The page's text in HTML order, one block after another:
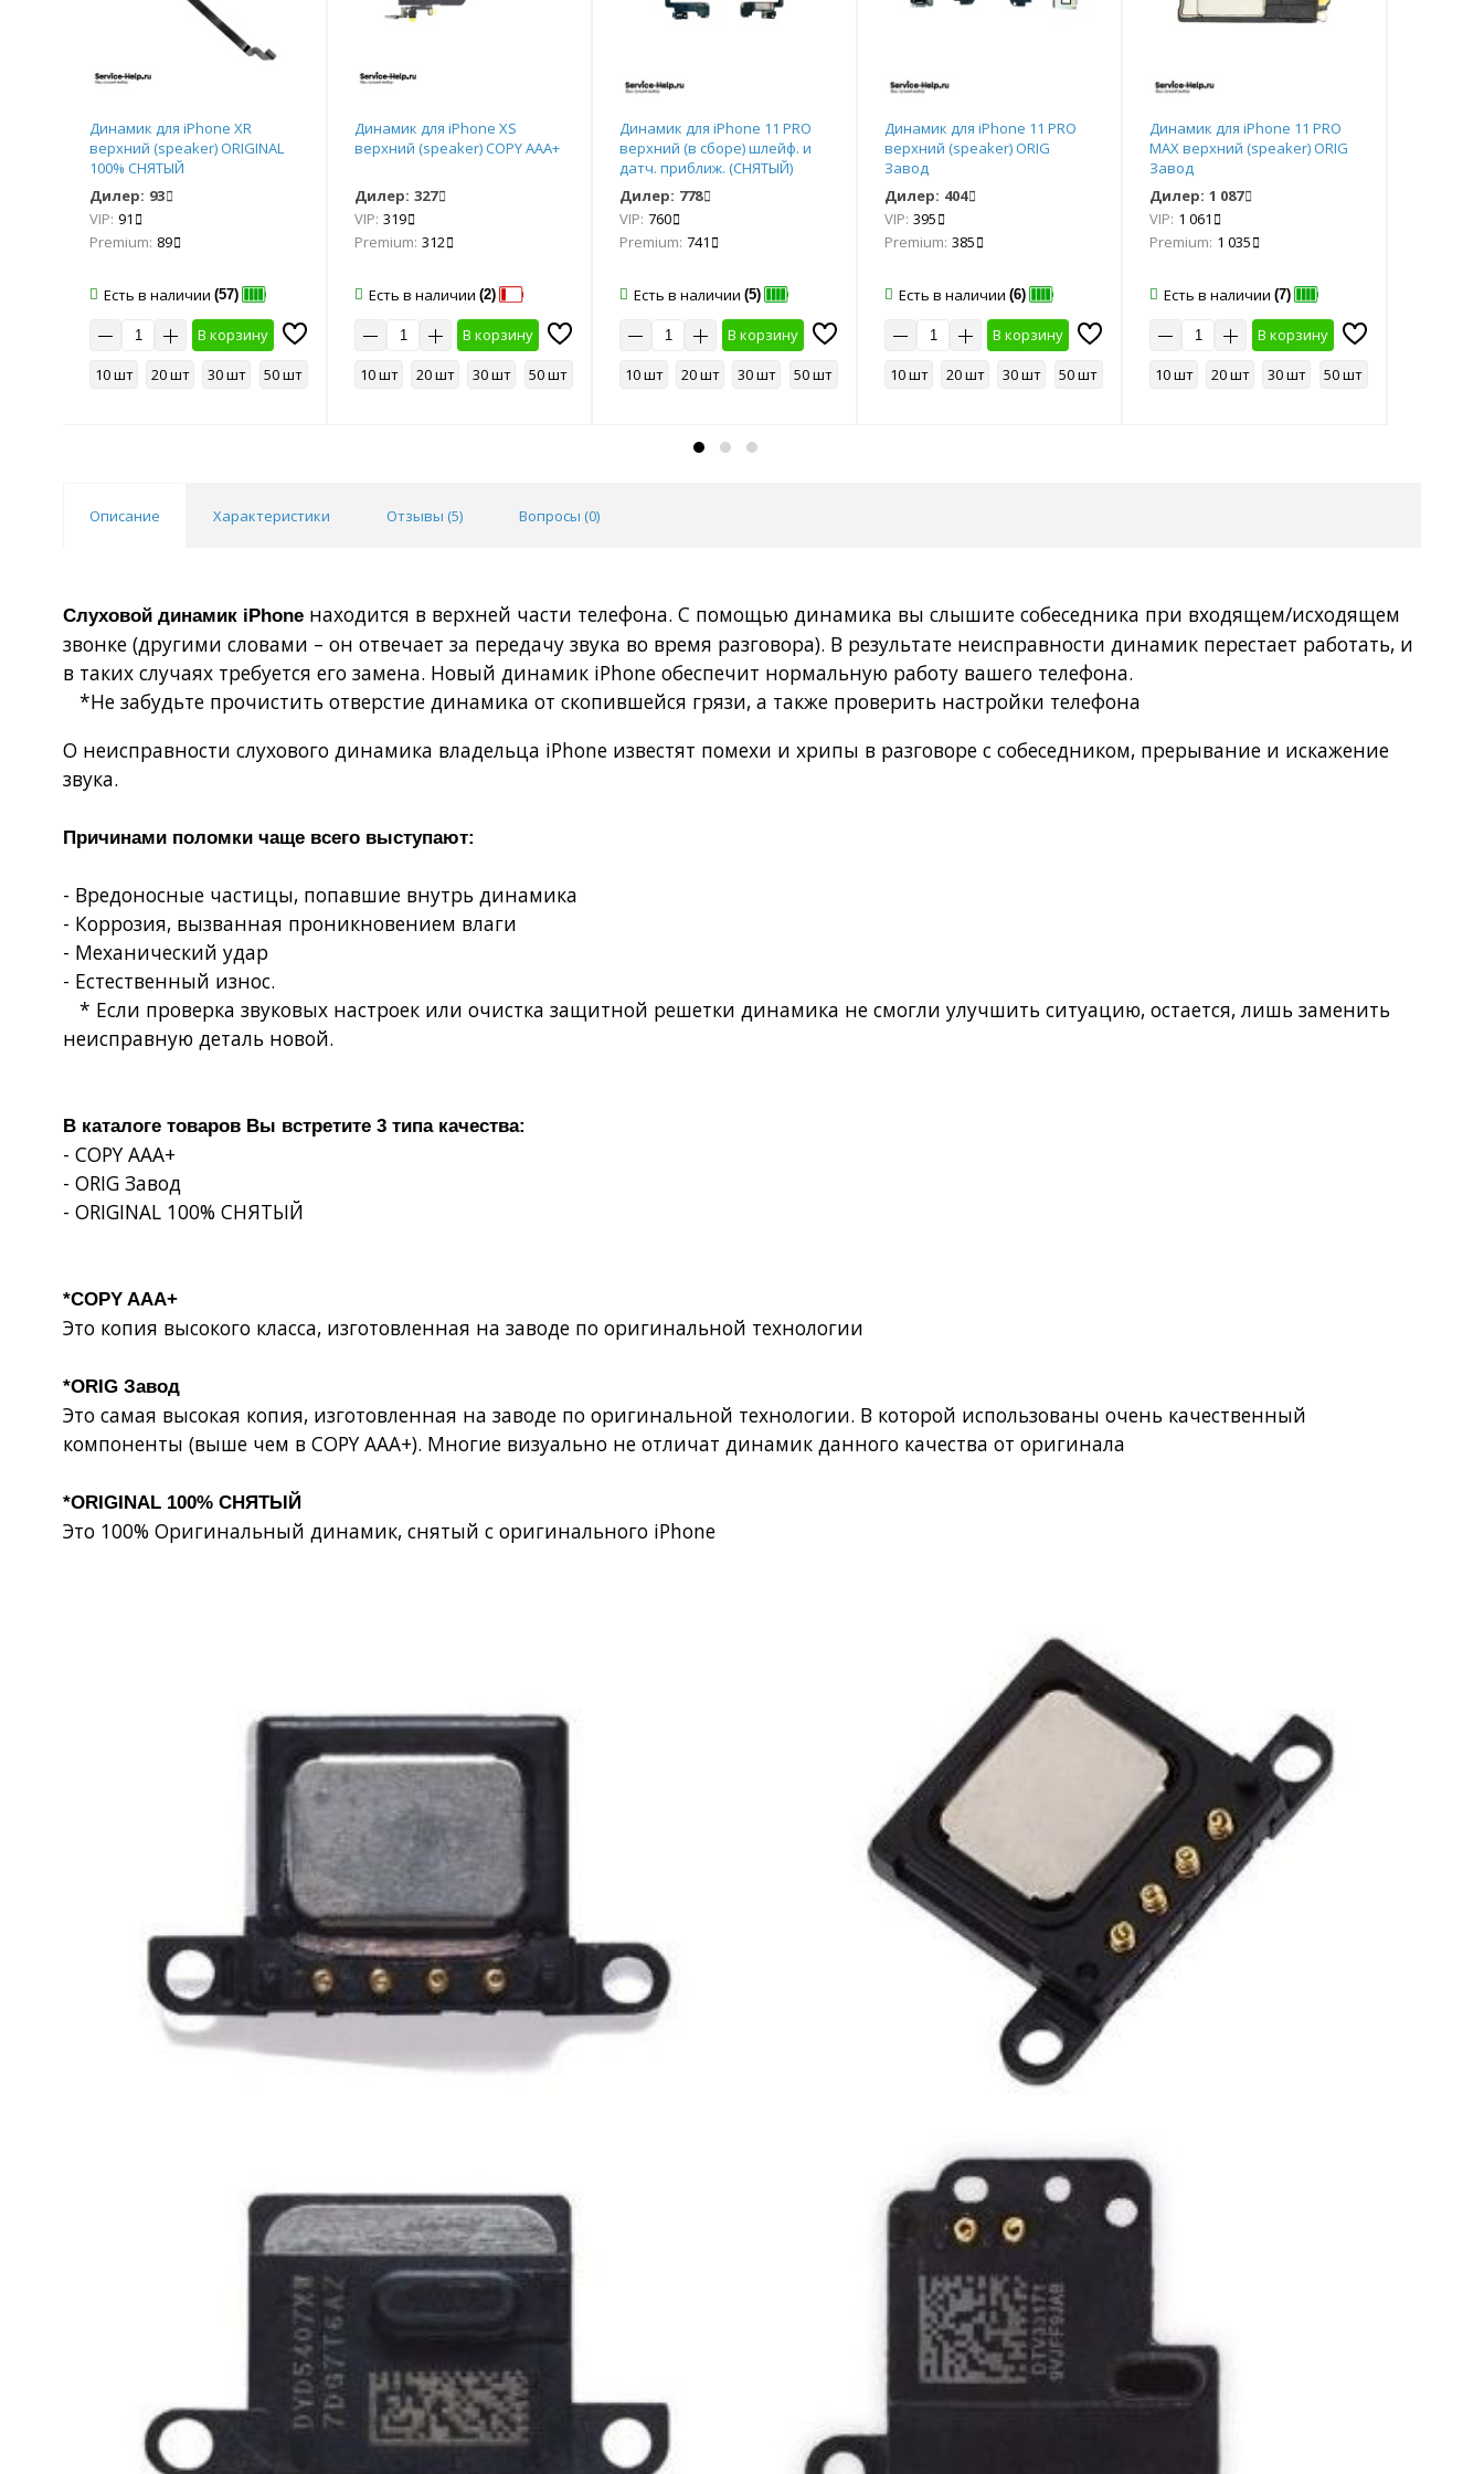
Динамик для iPhone ХR
верхний (speaker) ORIGINAL
100% СНЯТЫЙ
Дилер: 93
VIP: 91
Premium: 89
Есть в наличии (57)
В корзину
10 шт
20 шт 30 шт 50 шт
Динамик для iPhone ХS
верхний (speaker) COPY AAA+
Дилер: 327
VIP: 319
Premium: 312
Есть в наличии (2)
В корзину
10 шт
20 шт 30 шт 50 шт
Динамик для iPhone 11 PRO
верхний (в сборе) шлейф. и
датч. приближ. (СНЯТЫЙ)
Дилер: 778
VIP: 760
Premium: 741
Есть в наличии (5)
В корзину
10 шт
20 шт 30 шт 50 шт
Динамик для iPhone 11 PRO
верхний (speaker) ORIG
Завод
Дилер: 404
VIP: 395
Premium: 385
Есть в наличии (6)
В корзину
10 шт
20 шт 30 шт 50 шт
Динамик для iPhone 11 PRO
MAX верхний (speaker) ORIG
Завод
Дилер: 1 087
VIP: 1 061
Premium: 1 035
Есть в наличии (7)
В корзину
10 шт
20 шт 30 шт 50 шт
Описание Характеристики Отзывы (5) Вопросы (0)
Слуховой динамик iPhone находится в верхней части телефона. С помощью динамика вы слышите собеседника при входящем/исходящем
звонке (другими словами – он отвечает за передачу звука во время разговора). В результате неисправности динамик перестает работать, и
в таких случаях требуется его замена. Новый динамик iPhone обеспечит нормальную работу вашего телефона.
*Не забудьте прочистить отверстие динамика от скопившейся грязи, а также проверить настройки телефона
О неисправности слухового динамика владельца iPhone известят помехи и хрипы в разговоре с собеседником, прерывание и искажение
звука.
Причинами поломки чаще всего выступают:
- Вредоносные частицы, попавшие внутрь динамика
- Коррозия, вызванная проникновением влаги
- Механический удар
- Естественный износ.
* Если проверка звуковых настроек или очистка защитной решетки динамика не смогли улучшить ситуацию, остается, лишь заменить
неисправную деталь новой.
В каталоге товаров Вы встретите 3 типа качества:
- COPY AAA+
- ORIG Завод
- ORIGINAL 100% СНЯТЫЙ
*COPY AAA+
Это копия высокого класса, изготовленная на заводе по оригинальной технологии
*ORIG Завод
Это самая высокая копия, изготовленная на заводе по оригинальной технологии. В которой использованы очень качественный
компоненты (выше чем в COPY AAA+). Многие визуально не отличат динамик данного качества от оригинала
*ORIGINAL 100% СНЯТЫЙ
Это 100% Оригинальный динамик, снятый с оригинального iPhone